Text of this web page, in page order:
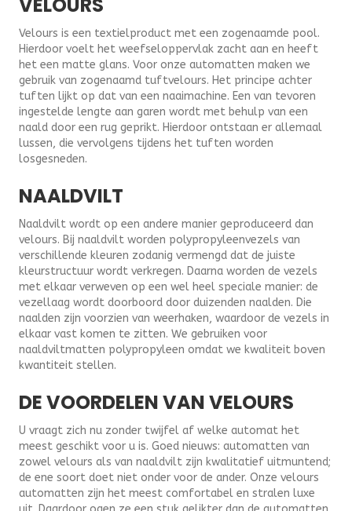
VELOURS
Velours is een textielproduct met een zogenaamde pool.
Hierdoor voelt het weefseloppervlak zacht aan en heeft
het een matte glans. Voor onze automatten maken we
gebruik van zogenaamd tuftvelours. Het principe achter
tuften lijkt op dat van een naaimachine. Een van tevoren
ingestelde lengte aan garen wordt met behulp van een
naald door een rug geprikt. Hierdoor ontstaan er allemaal
lussen, die vervolgens tijdens het tuften worden
losgesneden.
NAALDVILT
Naaldvilt wordt op een andere manier geproduceerd dan
velours. Bij naaldvilt worden polypropyleenvezels van
verschillende kleuren zodanig vermengd dat de juiste
kleurstructuur wordt verkregen. Daarna worden de vezels
met elkaar verweven op een wel heel speciale manier: de
vezellaag wordt doorboord door duizenden naalden. Die
naalden zijn voorzien van weerhaken, waardoor de vezels in
elkaar vast komen te zitten. We gebruiken voor
naaldviltmatten polypropyleen omdat we kwaliteit boven
kwantiteit stellen.
DE VOORDELEN VAN VELOURS
U vraagt zich nu zonder twijfel af welke automat het
meest geschikt voor u is. Goed nieuws: automatten van
zowel velours als van naaldvilt zijn kwalitatief uitmuntend;
de ene soort doet niet onder voor de ander. Onze velours
automatten zijn het meest comfortabel en stralen luxe